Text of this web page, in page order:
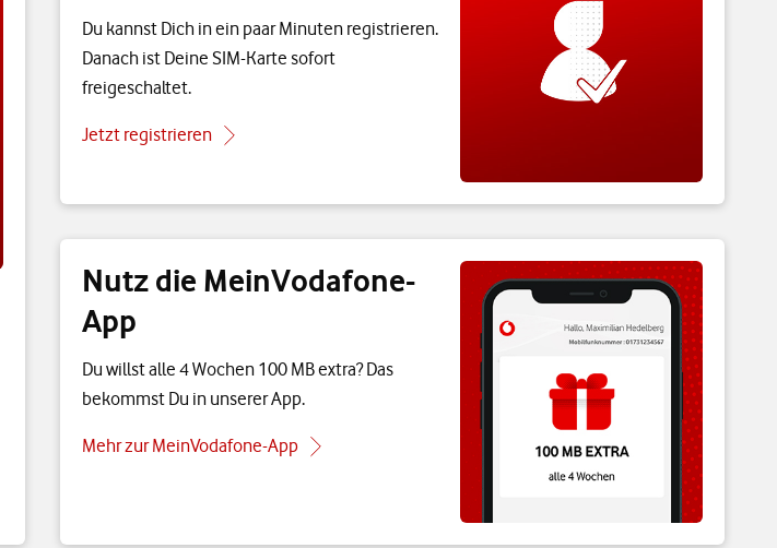
Du kannst Dich in ein paar Minuten registrieren.
Danach ist Deine SIM-Karte sofort
freigeschaltet.
Jetzt registrieren
Nutz die MeinVodafone-
App
Du willst alle 4 Wochen 100 MB extra? Das
bekommst Du in unserer App.
Mehr zur MeinVodafone-App